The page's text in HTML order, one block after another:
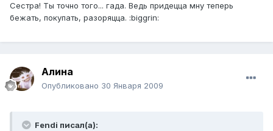
Сестра! Ты точно того... гада. Ведь придецца мну теперь
бежать, покупать, разоряцца. :biggrin:
Алина
Опубликовано 30 Января 2009
Fendi писал(а):